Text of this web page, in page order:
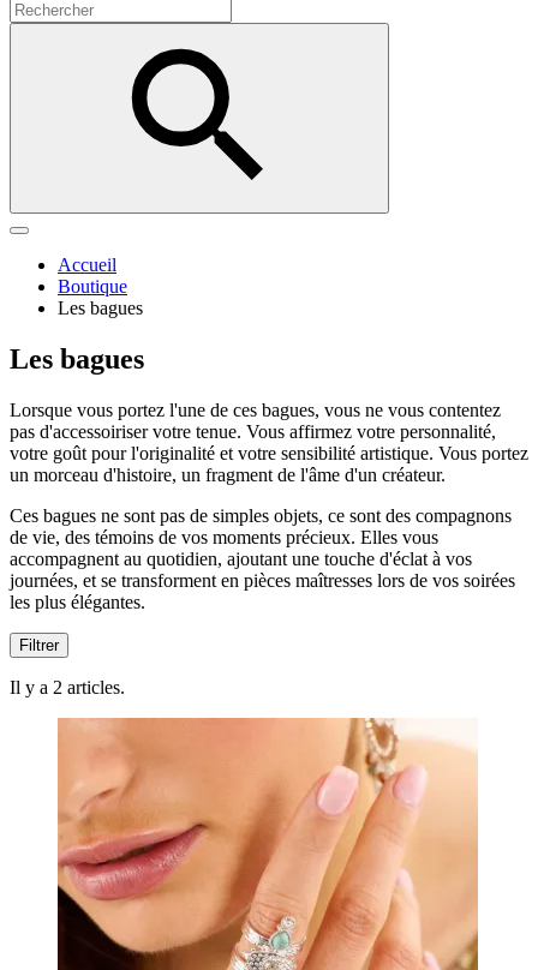
Accueil
Boutique
Les bagues
Les bagues
Lorsque vous portez l'une de ces bagues, vous ne vous contentez
pas d'accessoiriser votre tenue. Vous affirmez votre personnalité,
votre goût pour l'originalité et votre sensibilité artistique. Vous portez
un morceau d'histoire, un fragment de l'âme d'un créateur.
Ces bagues ne sont pas de simples objets, ce sont des compagnons
de vie, des témoins de vos moments précieux. Elles vous
accompagnent au quotidien, ajoutant une touche d'éclat à vos
journées, et se transforment en pièces maîtresses lors de vos soirées
les plus élégantes.
Filtrer
Il y a 2 articles.